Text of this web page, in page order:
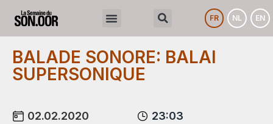
FR NL EN
BALADE SONORE: BALAI
SUPERSONIQUE
02.02.2020
23:03